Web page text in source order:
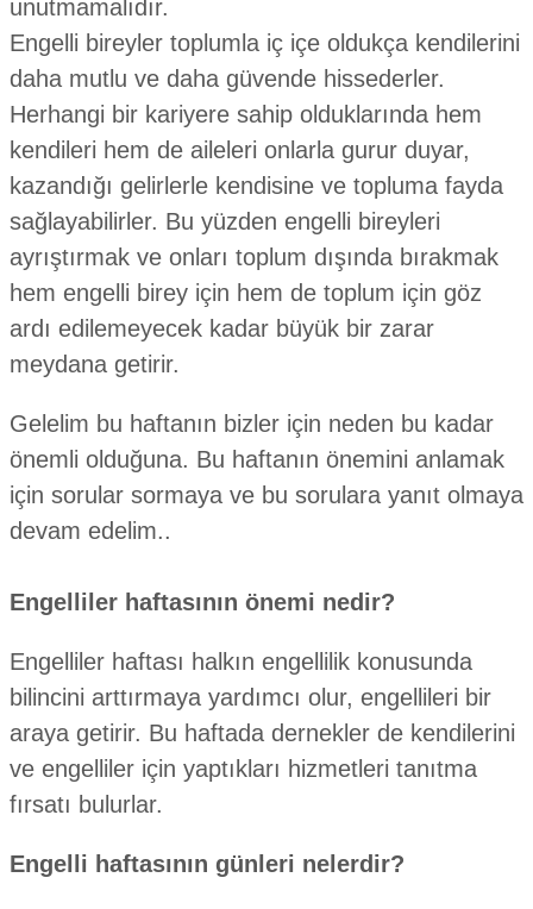
unutmamalıdır.
Engelli bireyler toplumla iç içe oldukça kendilerini
daha mutlu ve daha güvende hissederler.
Herhangi bir kariyere sahip olduklarında hem
kendileri hem de aileleri onlarla gurur duyar,
kazandığı gelirlerle kendisine ve topluma fayda
sağlayabilirler. Bu yüzden engelli bireyleri
ayrıştırmak ve onları toplum dışında bırakmak
hem engelli birey için hem de toplum için göz
ardı edilemeyecek kadar büyük bir zarar
meydana getirir.
Gelelim bu haftanın bizler için neden bu kadar
önemli olduğuna. Bu haftanın önemini anlamak
için sorular sormaya ve bu sorulara yanıt olmaya
devam edelim..
Engelliler haftasının önemi nedir?
Engelliler haftası halkın engellilik konusunda
bilincini arttırmaya yardımcı olur, engellileri bir
araya getirir. Bu haftada dernekler de kendilerini
ve engelliler için yaptıkları hizmetleri tanıtma
fırsatı bulurlar.
Engelli haftasının günleri nelerdir?